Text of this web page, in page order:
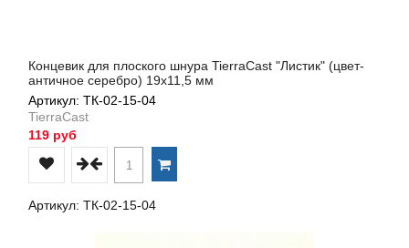
Концевик для плоского шнура TierraCast "Листик" (цвет-
античное серебро) 19х11,5 мм
Артикул: ТК-02-15-04
TierraCast
119 руб
Артикул: ТК-02-15-04